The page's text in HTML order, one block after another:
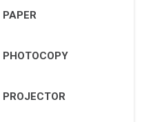
PAPER
PHOTOCOPY
PROJECTOR